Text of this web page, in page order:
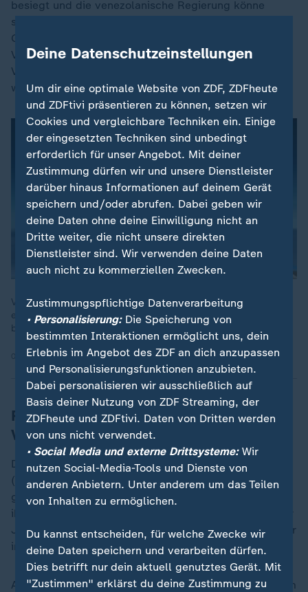
besiegt und die venezolanische Regierung könne
sagen, dass sie weiterhin fortbestehe. "Und auf dieser
Grundlage vielleicht dann neue
Verhandlungsmöglichkeiten aufbauen", so Röckerath.
Verhandlungsmöglichkeiten vor allem beim Thema
wirtschaftliche Zusammenarbeit, Stichwort Öl.
Venezuelas Präsident Maduro sei zwar außer Landes - doch ob
es wirklich einen Regimewechsel gegeben habe sei ungewiss,
berichtet ZDF-Korrespondent Christoph Röckerath aus Rio.
03.01.2026 | 1:50 min
Rodríguez ist wichtige Figur in
Venezuela
Die 56-jährige Juristin hatte als Außenministerin
(2014–2017) den konfrontativen Kurs gegen die USA
geprägt, den sie als Vizepräsidentin fortsetzte. Schon
ihr Vater war ein linker Parteifunktionär, auch ihr Bruder
Jorge Rodríguez bekleidete eine Reihe wichtiger Ämter
in Maduros Regierung.
Anders als bei vielen Mitgliedern von Maduros innerem
Deine Datenschutzeinstellungen
Um dir eine optimale Website von ZDF, ZDFheute
und ZDFtivi präsentieren zu können, setzen wir
Cookies und vergleichbare Techniken ein. Einige
der eingesetzten Techniken sind unbedingt
erforderlich für unser Angebot. Mit deiner
Zustimmung dürfen wir und unsere Dienstleister
darüber hinaus Informationen auf deinem Gerät
speichern und/oder abrufen. Dabei geben wir
deine Daten ohne deine Einwilligung nicht an
Dritte weiter, die nicht unsere direkten
Dienstleister sind. Wir verwenden deine Daten
auch nicht zu kommerziellen Zwecken.
Zustimmungspflichtige Datenverarbeitung
• Personalisierung:Die Speicherung von
bestimmten Interaktionen ermöglicht uns, dein
Erlebnis im Angebot des ZDF an dich anzupassen
und Personalisierungsfunktionen anzubieten.
Dabei personalisieren wir ausschließlich auf
Basis deiner Nutzung von ZDF Streaming, der
ZDFheute und ZDFtivi. Daten von Dritten werden
von uns nicht verwendet.
• Social Media und externe Drittsysteme:Wir
nutzen Social-Media-Tools und Dienste von
anderen Anbietern. Unter anderem um das Teilen
von Inhalten zu ermöglichen.
Du kannst entscheiden, für welche Zwecke wir
deine Daten speichern und verarbeiten dürfen.
Dies betrifft nur dein aktuell genutztes Gerät. Mit
"Zustimmen" erklärst du deine Zustimmung zu